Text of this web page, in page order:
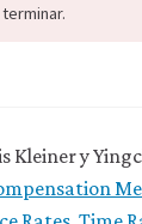
Kleiner y